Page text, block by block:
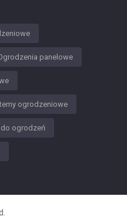
panelowe
ogrodzeniowe
do ogrodzeń